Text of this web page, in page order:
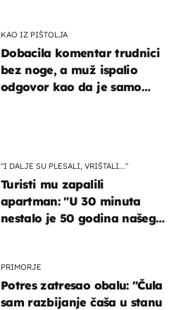
"I DALJE SU PLESALI, VRIŠTALI..."
Turisti mu zapalili
apartman: "U 30 minuta
nestalo je 50 godina našeg
PRIMORJE
Potres zatresao obalu: "Čula
sam razbijanje čaša u stanu
KAO IZ PIŠTOLJA
Dobacila komentar trudnici
bez noge, a muž ispalio
odgovor kao da je samo